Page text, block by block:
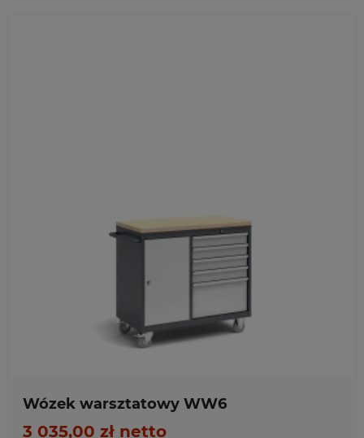
Ulubione
Wózek warsztatowy WW6
3 035,00 zł netto